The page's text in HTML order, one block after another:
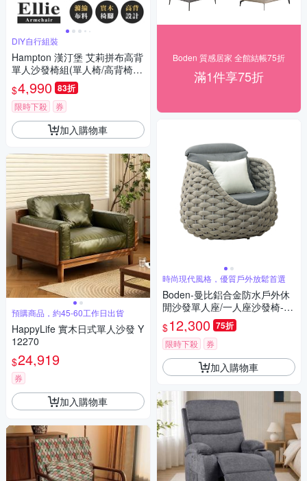
DIY自行組裝
Hampton 漢汀堡 艾莉拼布高背
單人沙發椅組(單人椅/高背椅/
含腳凳/休閒椅/DIY組裝/椅子)
$4,990 83折
限時下殺 券
加入購物車
預購商品，約45-60工作日出貨
HappyLife 實木日式單人沙發 Y
12270
$24,919
券
加入購物車
Boden 質感居家 全館結帳75折
滿1件享75折
時尚現代風格，優質戶外放鬆首選
Boden-曼比鋁合金防水戶外休
閒沙發單人座/一人座沙發椅-附
抱枕
$12,300 75折
限時下殺 券
加入購物車